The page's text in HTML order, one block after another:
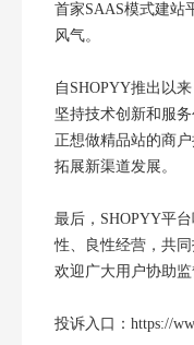
首家SAAS模式建站
风气。
自SHOPYY推出以
坚持技术创新和服
正想做精品站的商
拓展新渠道发展。
最后，SHOPYY平
性、良性经营，共
欢迎广大用户协助监
投诉入口：https://